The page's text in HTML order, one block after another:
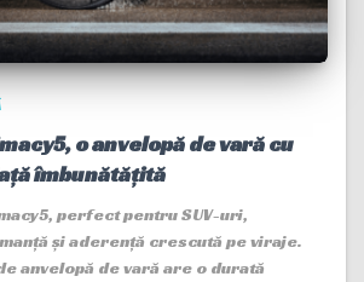
o anvelopă de vară cu
îmbunătățită
perfect pentru SUV-uri,
și aderență crescută pe viraje.
anvelopă de vară are o durată